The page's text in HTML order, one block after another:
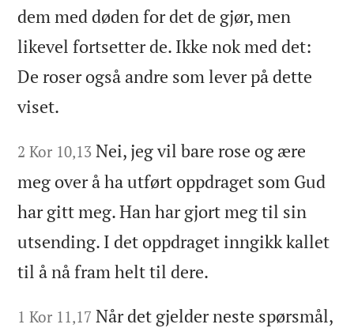
dem med døden for det de gjør, men
likevel fortsetter de. Ikke nok med det:
De roser også andre som lever på dette
viset.
2 Kor 10,13 Nei, jeg vil bare rose og ære
meg over å ha utført oppdraget som Gud
har gitt meg. Han har gjort meg til sin
utsending. I det oppdraget inngikk kallet
til å nå fram helt til dere.
1 Kor 11,17 Når det gjelder neste spørsmål,